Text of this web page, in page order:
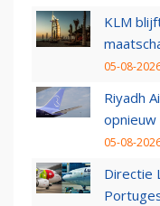
KLM
05-08-
Riyadh
05-08-
Directie